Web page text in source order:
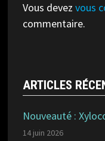
Vous devez vous
commentaire.
ARTICLES
Nouveauté :
14 juin 2026